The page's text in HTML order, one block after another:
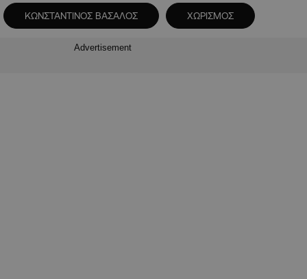
ΚΩΝΣΤΑΝΤΙΝΟΣ ΒΑΣΑΛΟΣ ΧΩΡΙΣΜΟΣ
Advertisement